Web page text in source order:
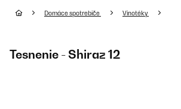
Domáce spotrebiče Vinotéky
Tesnenie - Shiraz 12